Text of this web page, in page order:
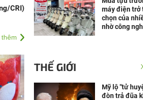
CRI)
thêm
máy điện trở
chọn của
nhờ công
THẾ GIỚI
Mỹ lộ "tử
đòn trả đũa